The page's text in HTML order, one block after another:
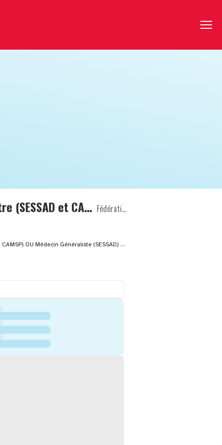
Psychiatre – Pédopsychiatre (pour les 3 sites) OU Pédiatre (SESSAD et CAMSP) OU Médecin Généraliste (SESSAD) IME COTTOLENGO – EPFIG (67) - 0.20 ETP SESSAD – MOLSHEIM (67) – 0.20 ETP CAMSP – SCHIRMECK – 0.30 + 0.20 ETP POSSIBILITE DE POSTULER SUR UN SEUL ETABLISSEMENT Fédération de Charité Caritas Alsace
Psychiatre – Pédopsychiatre (pour les 3 sites) OU Pédiatre (SESSAD et CAMSP) OU Médecin Généraliste (SESSAD) IME COTTOLENGO – EPFIG (67) - 0.20 ETP SESSAD – MOLSHEIM (67) – 0.20 ETP CAMSP – SCHIRMECK – 0.30 + 0.20 ETP POSSIBILITE DE POSTULER SUR UN SEUL ETABLISSEMENT